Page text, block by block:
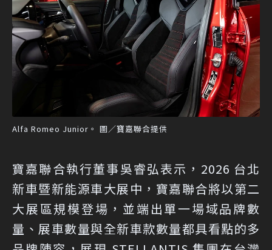
Alfa Romeo Junior。 圖／寶嘉聯合提供
寶嘉聯合執行董事吳睿弘表示，2026 台北
新車暨新能源車大展中，寶嘉聯合將以第二
大展區規模登場，並端出單一場域品牌數
量、展車數量與全新車款數量都具看點的多